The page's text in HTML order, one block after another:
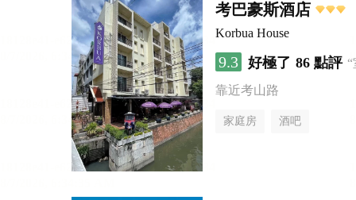
考巴豪斯酒店
Korbua House
9.3 好極了 86 點評
靠近考山路
家庭房 酒吧